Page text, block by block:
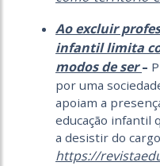
Ao excluir
infantil limita
modos de ser–
por uma
apoiam a
educação infantil
a desistir do
https://